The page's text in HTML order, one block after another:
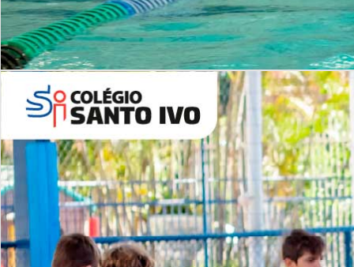
Período Integral | Saiba mais
Lista de vídeos